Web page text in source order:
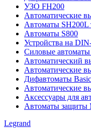
УЗО FH200
Автоматические
Автоматы
Автоматы S800
Устройства на
Силовые
Автоматический
Автоматические
Дифавтоматы
Автоматические
Аксессуары для
Автоматы защиты
Legrand